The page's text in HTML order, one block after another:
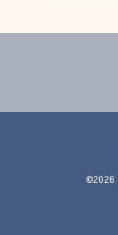
©2026